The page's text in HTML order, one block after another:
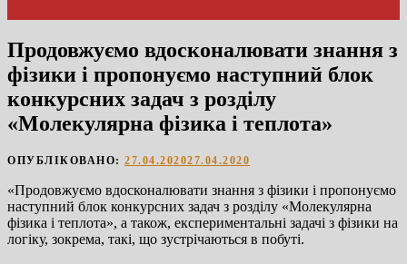
Продовжуємо вдосконалювати знання з
фізики і пропонуємо наступний блок
конкурсних задач з розділу
«Молекулярна фізика і теплота»
ОПУБЛІКОВАНО: 27.04.202027.04.2020
«Продовжуємо вдосконалювати знання з фізики і пропонуємо
наступний блок конкурсних задач з розділу «Молекулярна
фізика і теплота», а також, експериментальні задачі з фізики на
логіку, зокрема, такі, що зустрічаються в побуті.